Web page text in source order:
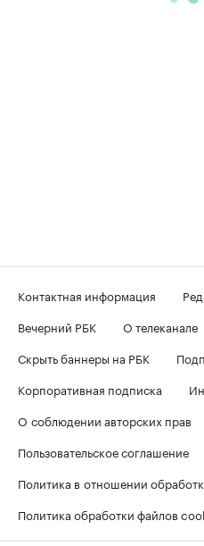
Контактная информация
Вечерний РБК
О телеканале
Скрыть баннеры на РБК
Корпоративная подписка
О соблюдении авторских прав
Пользовательское соглашение
Политика в отношении
Политика обработки файлов